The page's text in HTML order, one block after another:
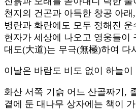
천지의 건곤과 아득한 창공 아래,
병란과 화란에도 모두 정해진 운
현자가 세상에 나오고 영웅들이
대도(大道)는 무극(無極)하여 다
이날은 바람도 비도 없이 하늘
화산 서쪽 기슭 어느 산골짜기,
곁에 둔 대나무 상자에는 책이